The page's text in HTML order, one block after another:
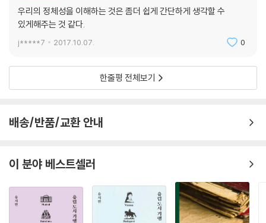
로 뽑은 것이 한국인들의 높은 물질주의 성향이었다. 사람이 살아가기 위
해 물질적인 것이 필요한 것은 사실이지만, 물질을 획득하려는 노력에만
몰두할 경우, 가족과 함께 보내는 시간이나 취미 활동을 한다든지, 행복에
한 극단적인 물질 추구는 공중도덕, 긍정적인 인간관계, 공동체의식 등 많
은 개인들의 노력을 통해서만 성취할 수 있는 정신적 가치들을 훼손시킬
몇 차례의 경제 위기로 인한 상처는 우리 한국인의 도전 효능감을 축소시
지니고 있었다. 그러나 경제 위기는 그 자신감을 위축시켰다. 이 도전의 효
능감을 회복하려면 무엇이 필요한가? 과거의 도전 효능감이 ‘무작정, 무조
건, 닥치고’식의 것이었다면 미래의 도전 효능감은 달라져야 한다. 그것은
현황을 정확히 분석·평가하고 합리적 전략에 기초한 발전된 효능감이어야
할 것이다. 부모 세대는 이런 새로운 개념의 도전 효능감을 원초적으로 학
께 다루고 있다. 4부 ‘한국인의 법의식’에서는 법과 제도, 인권 등에 대한
한국인의 사상을 소개하며 최근 사회문제로 떠오르고 있는 법과 법률가에
대한 불신 문제도 언급하고 있다. 5부 ‘한국인의 심층심리’에서는 우리의
물질주의, 권위주의, 집단주의로 인한 병폐를 분석하며 진정한 행복을 누
릴 수 있는 방법과 필요성을 역설한다. 6부 ‘한국 청소년의 생활 세계’에서
는 성적으로만 대변되는 한국 청소년들의 정신적인 폐해와 문제점을 진단
하고, 부모와의 관계 정립 및 진로와 실업 문제까지 진단하고 있다.
면 성찰의 힘이 필요한 때다. 이 책은 각 분야에서 한국인이 직면하고 있는
적인 연구와 다면적인 해결책을 제시함으로써 우리 사회의 갈등과 병리현
우리의 정체성을 이해하는 것은 좀더 쉽게 간단하게 생각할 수
있게해주는 것 같다.
j*****7 2017.10.07. 0
한줄평 전체보기
배송/반품/교환 안내
이 분야 베스트셀러